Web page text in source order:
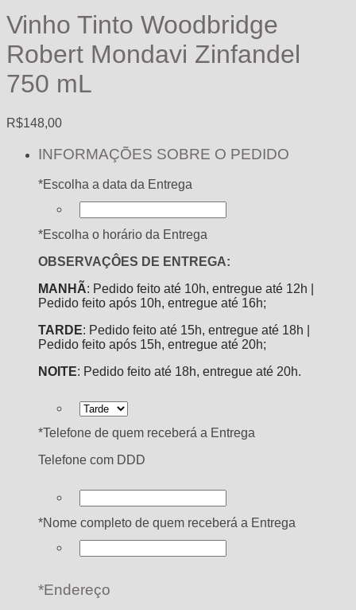
Vinho Tinto Woodbridge
Robert Mondavi Zinfandel
750 mL
R$148,00
INFORMAÇÕES SOBRE O PEDIDO
*Escolha a data da Entrega
*Escolha o horário da Entrega
OBSERVAÇÔES DE ENTREGA:
MANHÃ: Pedido feito até 10h, entregue até 12h |
Pedido feito após 10h, entregue até 16h;
TARDE: Pedido feito até 15h, entregue até 18h |
Pedido feito após 15h, entregue até 20h;
NOITE: Pedido feito até 18h, entregue até 20h.
*Telefone de quem receberá a Entrega
Telefone com DDD
*Nome completo de quem receberá a Entrega
*Endereço